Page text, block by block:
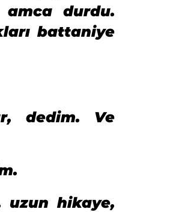
durdu.
battaniye
dedim. Ve
uzun hikaye,